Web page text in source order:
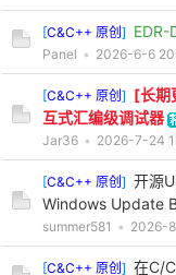
[C&C++ 原创 ]
Panel • 2026-6-6
[C&C++ 原创 ] [长期
互式汇编级调试器
Jar36 • 2026-7-24
[C&C++ 原创 ] 开源
Windows Update
summer581 • 2026-
[C&C++ 原创 ] 在C/